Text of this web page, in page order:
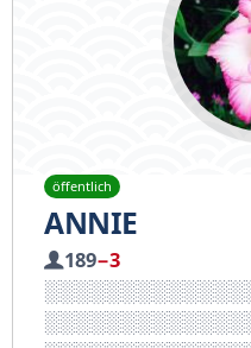
öffentlich
ANNIE
189−3